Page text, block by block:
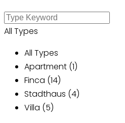
All Types
All Types
Apartment (1)
Finca (14)
Stadthaus (4)
Villa (5)